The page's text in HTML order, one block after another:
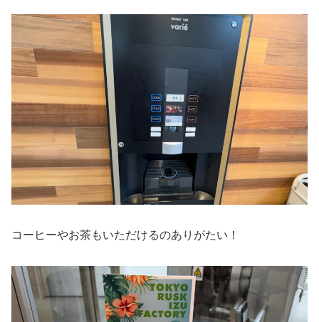
コーヒーやお茶もいただけるのありがたい！